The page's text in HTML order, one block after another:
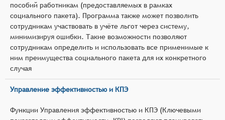
пособий работникам (предоставляемых в рамках
социального пакета). Программа также может позволить
сотрудникам участвовать в учёте льгот через систему,
минимизируя ошибки. Такие возможности позволяют
сотрудникам определить и использовать все применимые к
ним преимущества социального пакета для их конкретного
случая
Управление эффективностью и КПЭ
Функции Управления эффективностью и КПЭ (Ключевыми